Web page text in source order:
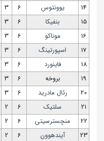
14
یوونتوس 6
3
15
بنفیکا 6
3
16
موناکو 6
3
17
اسپورتینگ 6
3
18
فاینورد 6
3
19
بروخه 6
3
20
رئال مادرید 6
3
21
سلتیک 6
2
22
منچسترسیتی 6
2
23
آیندهوون 6
2